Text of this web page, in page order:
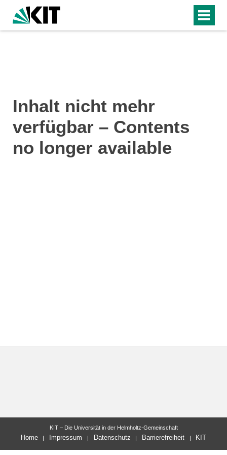
Inhalt nicht mehr
verfügbar – Contents
no longer available
KIT – Die Universität in der Helmholtz-Gemeinschaft
Home Impressum Datenschutz Barrierefreiheit KIT